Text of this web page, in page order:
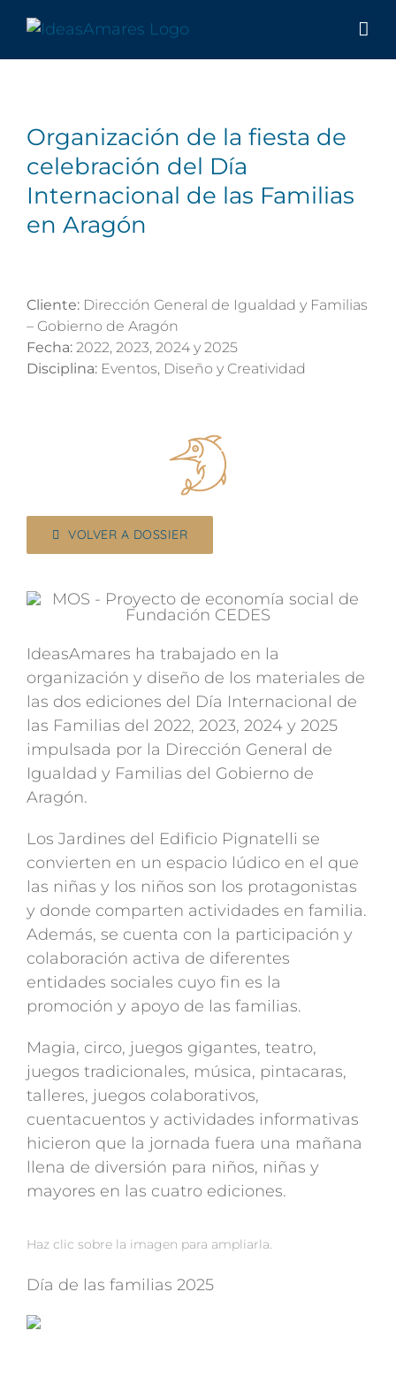
contenido
Organización de la fiesta de
celebración del Día
Internacional de las Familias
en Aragón
Cliente: Dirección General de Igualdad y Familias
– Gobierno de Aragón
Fecha: 2022, 2023, 2024 y 2025
Disciplina: Eventos, Diseño y Creatividad
VOLVER A DOSSIER
IdeasAmares ha trabajado en la
organización y diseño de los materiales de
las dos ediciones del Día Internacional de
las Familias del 2022, 2023, 2024 y 2025
impulsada por la Dirección General de
Igualdad y Familias del Gobierno de
Aragón.
Los Jardines del Edificio Pignatelli se
convierten en un espacio lúdico en el que
las niñas y los niños son los protagonistas
y donde comparten actividades en familia.
Además, se cuenta con la participación y
colaboración activa de diferentes
entidades sociales cuyo fin es la
promoción y apoyo de las familias.
Magia, circo, juegos gigantes, teatro,
juegos tradicionales, música, pintacaras,
talleres, juegos colaborativos,
cuentacuentos y actividades informativas
hicieron que la jornada fuera una mañana
llena de diversión para niños, niñas y
mayores en las cuatro ediciones.
Haz clic sobre la imagen para ampliarla.
Día de las familias 2025